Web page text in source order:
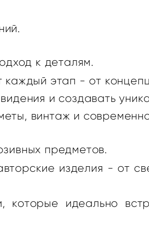
к деталям.
этап - от
и создавать
винтаж и
предметов.
изделия - от
которые идеально